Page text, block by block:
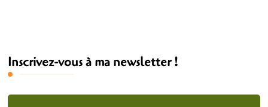
Inscrivez-vous à ma newsletter !